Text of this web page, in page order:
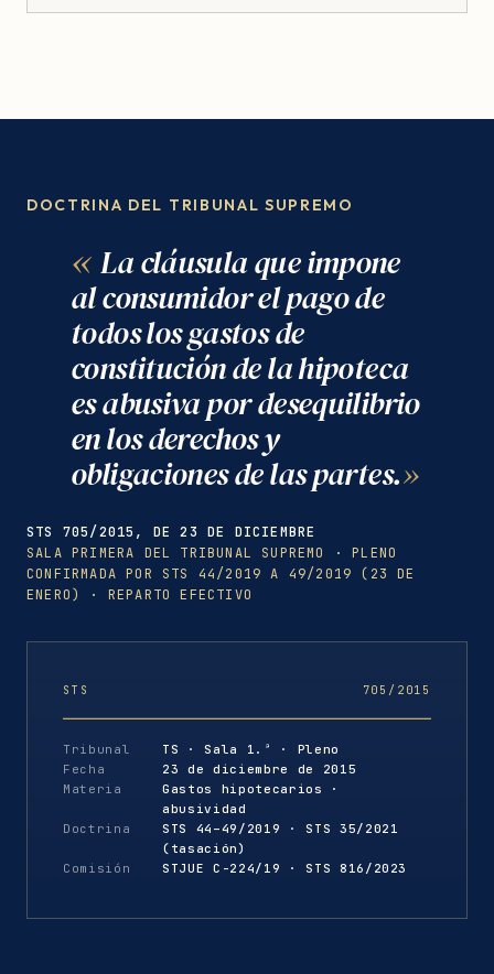
DOCTRINA DEL TRIBUNAL SUPREMO
La cláusula que impone
al consumidor el pago de
todos los gastos de
constitución de la hipoteca
es abusiva por desequilibrio
en los derechos y
obligaciones de las partes.
STS 705/2015, DE 23 DE DICIEMBRE
SALA PRIMERA DEL TRIBUNAL SUPREMO · PLENO
CONFIRMADA POR STS 44/2019 A 49/2019 (23 DE
ENERO) · REPARTO EFECTIVO
STS 705/2015
Tribunal
TS · Sala 1.ª · Pleno
Fecha
23 de diciembre de 2015
Materia
Gastos hipotecarios ·
abusividad
Doctrina
STS 44–49/2019 · STS 35/2021
(tasación)
Comisión
STJUE C-224/19 · STS 816/2023